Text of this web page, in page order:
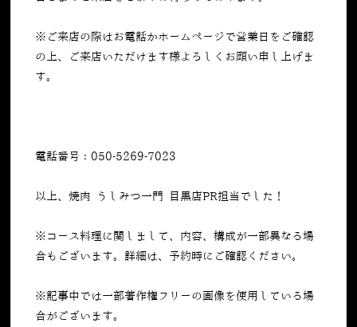
※ご来店の際はお電話かホームページで営業日をご確認
の上、ご来店いただけます様よろしくお願い申し上げま
す。
電話番号：050-5269-7023
以上、焼肉 うしみつ一門 目黒店PR担当でした！
※コース料理に関しまして、内容、構成が一部異なる場
合もございます。詳細は、予約時にご確認ください。
※記事中では一部著作権フリーの画像を使用している場
合がございます。